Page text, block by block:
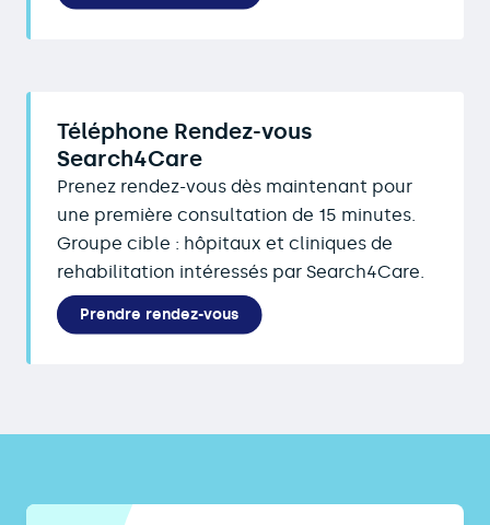
Téléphone Rendez-vous
Search4Care
Prenez rendez-vous dès maintenant pour
une première consultation de 15 minutes.
Groupe cible : hôpitaux et cliniques de
rehabilitation intéressés par Search4Care.
Prendre rendez-vous